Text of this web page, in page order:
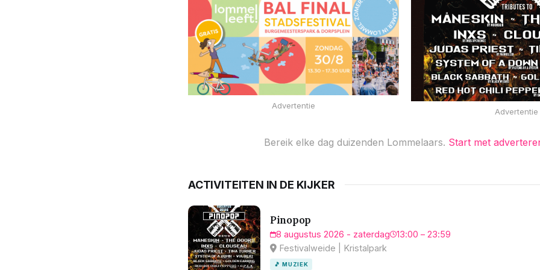
Advertentie
Advertentie
Bereik elke dag duizenden Lommelaars. Start met
ACTIVITEITEN IN DE KIJKER
Pinopop
8 augustus 2026 - zaterdag
13:00 – 23:59
Festivalweide | Kristalpark
🎵 MUZIEK